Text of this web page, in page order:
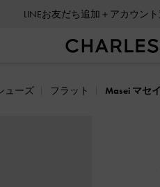
LINEお友だち追加＋アカウン
ューズ フラット Masei マセ